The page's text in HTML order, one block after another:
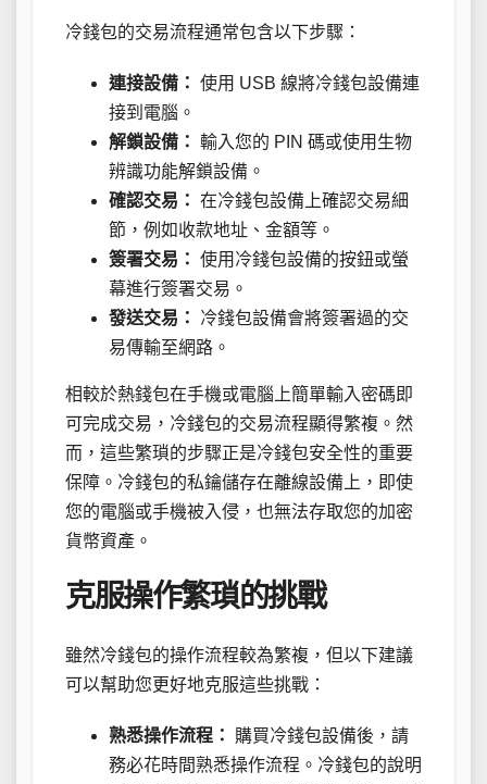
冷錢包的交易流程通常包含以下步驟：
連接設備： 使用 USB 線將冷錢包設備連
接到電腦。
解鎖設備： 輸入您的 PIN 碼或使用生物
辨識功能解鎖設備。
確認交易： 在冷錢包設備上確認交易細
節，例如收款地址、金額等。
簽署交易： 使用冷錢包設備的按鈕或螢
幕進行簽署交易。
發送交易：
冷錢包設備會將簽署過的交
易傳輸至網路。
相較於熱錢包在手機或電腦上簡單輸入密碼即
可完成交易，冷錢包的交易流程顯得繁複。然
而，這些繁瑣的步驟正是冷錢包安全性的重要
保障。冷錢包的私鑰儲存在離線設備上，即使
您的電腦或手機被入侵，也無法存取您的加密
貨幣資產。
克服操作繁瑣的挑戰
雖然冷錢包的操作流程較為繁複，但以下建議
可以幫助您更好地克服這些挑戰：
熟悉操作流程：
購買冷錢包設備後，請
務必花時間熟悉操作流程。冷錢包的說明